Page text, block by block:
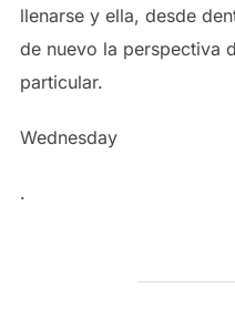
llenarse y ella, desde
de nuevo la perspectiva
particular.
Wednesday
.